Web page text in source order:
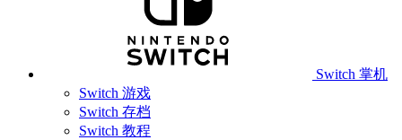
Switch 掌机
Switch 游戏
Switch 存档
Switch 教程